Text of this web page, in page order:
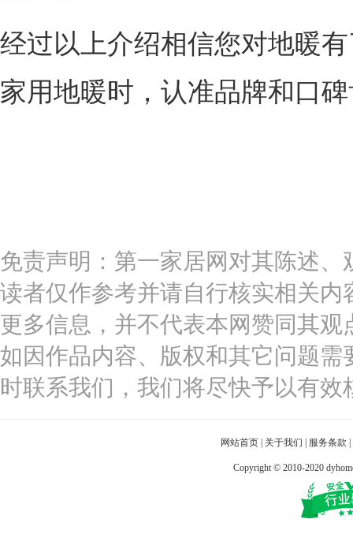
经过以上介绍相信您对地暖
家用地暖时，认准品牌和口
免责声明：第一家居网对其陈述
读者仅作参考并请自行核实相关内
更多信息，并不代表本网赞同其
如因作品内容、版权和其它问题
时联系我们，我们将尽快予以有
网站首页 关于我们 服务条款
Copyright © 2010-2020